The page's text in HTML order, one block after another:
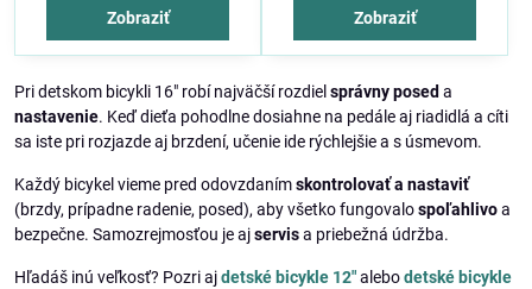
Zobraziť Zobraziť
Pri detskom bicykli 16" robí najväčší rozdiel správny posed a
nastavenie. Keď dieťa pohodlne dosiahne na pedále aj riadidlá a cíti
sa iste pri rozjazde aj brzdení, učenie ide rýchlejšie a s úsmevom.
Každý bicykel vieme pred odovzdanímskontrolovať a nastaviť
(brzdy, prípadne radenie, posed), aby všetko fungovalospoľahlivoa
bezpečne. Samozrejmosťou je ajservisa priebežná údržba.
Hľadáš inú veľkosť? Pozri ajdetské bicykle 12"alebodetské bicykle